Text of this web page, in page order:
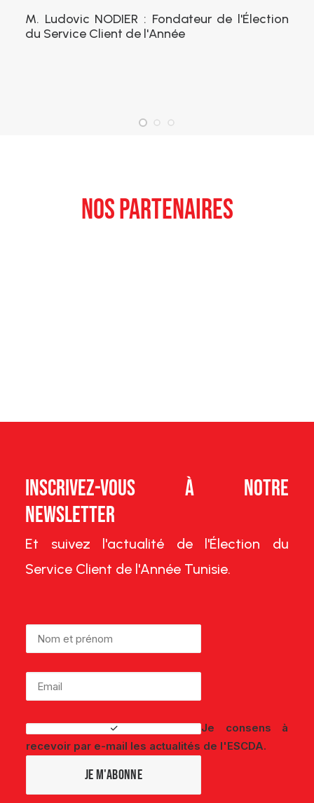
M. Ludovic NODIER : Fondateur de l'Élection
du Service Client de l'Année
nos partenaires
Inscrivez-vous à notre
Newsletter
Et suivez l'actualité de l'Élection du
Service Client de l'Année Tunisie.
Je consens à
recevoir par e-mail les actualités de l'ESCDA.